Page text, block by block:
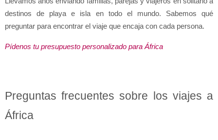
destinos de playa e isla en todo el mundo. Sabemos qué
preguntar para encontrar el viaje que encaja con cada persona.
Pídenos tu presupuesto personalizado para África
Preguntas frecuentes sobre los viajes a
África